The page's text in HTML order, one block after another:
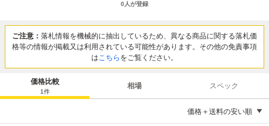
0 人が登録
ご注意： 落札情報を機械的に抽出しているため、異なる商品に関する落札価
格等の情報が掲載又は利用されている可能性があります。その他の免責事項
はこちら をご覧ください。
価格比較
1件
相場 スペック
価格＋送料の安い順